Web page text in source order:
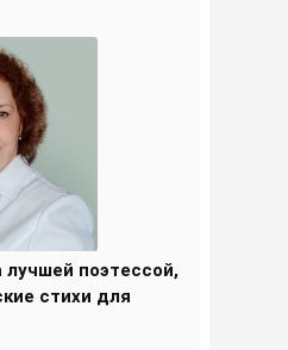
лучшей поэтессой,
стихи для